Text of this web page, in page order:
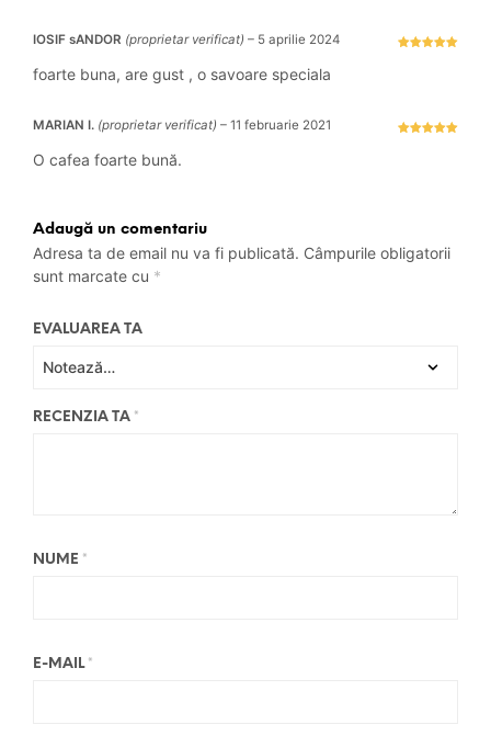
IOSIF sANDOR (proprietar verificat) – 5 aprilie 2024
foarte buna, are gust , o savoare speciala
MARIAN I. (proprietar verificat) – 11 februarie 2021
O cafea foarte bună.
Adaugă un comentariu
Adresa ta de email nu va fi publicată. Câmpurile obligatorii
sunt marcate cu *
EVALUAREA TA
RECENZIA TA *
NUME *
E-MAIL *